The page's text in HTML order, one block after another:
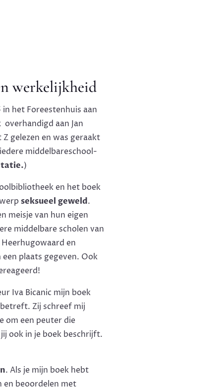
werkelijkheid
het Foreestenhuis aan
aan Jan
gelezen en was geraakt
middelbareschool-
)
en het boek
seksueel geweld.
meisje van hun eigen
middelbare scholen van
en
plaats gegeven. Ook
Iva Bicanic mijn boek
Zij schreef mij
om een peuter die
ook in je boek beschrijft.
. Als je mijn boek hebt
en beoordelen met